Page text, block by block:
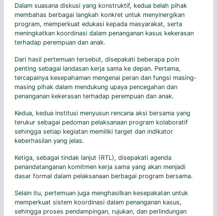
Dalam suasana diskusi yang konstruktif, kedua belah pihak
membahas berbagai langkah konkret untuk menyinergikan
program, memperkuat edukasi kepada masyarakat, serta
meningkatkan koordinasi dalam penanganan kasus kekerasan
terhadap perempuan dan anak.
Dari hasil pertemuan tersebut, disepakati beberapa poin
penting sebagai landasan kerja sama ke depan. Pertama,
tercapainya kesepahaman mengenai peran dan fungsi masing-
masing pihak dalam mendukung upaya pencegahan dan
penanganan kekerasan terhadap perempuan dan anak.
Kedua, kedua institusi menyusun rencana aksi bersama yang
terukur sebagai pedoman pelaksanaan program kolaboratif
sehingga setiap kegiatan memiliki target dan indikator
keberhasilan yang jelas.
Ketiga, sebagai tindak lanjut (RTL), disepakati agenda
penandatanganan komitmen kerja sama yang akan menjadi
dasar formal dalam pelaksanaan berbagai program bersama.
Selain itu, pertemuan juga menghasilkan kesepakatan untuk
memperkuat sistem koordinasi dalam penanganan kasus,
sehingga proses pendampingan, rujukan, dan perlindungan